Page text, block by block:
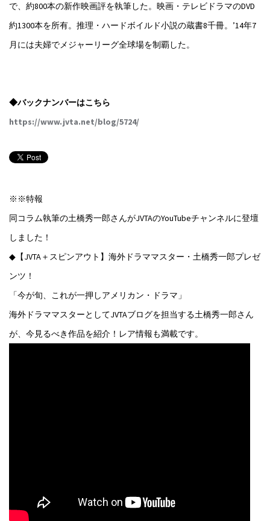
で、約800本の新作映画評を執筆した。映画・テレビドラマのDVD
約1300本を所有。推理・ハードボイルド小説の蔵書8千冊。’14年7
月には夫婦でメジャーリーグ全球場を制覇した。
◆バックナンバーはこちら
https://www.jvta.net/blog/5724/
※※特報
同コラム執筆の土橋秀一郎さんがJVTAのYouTubeチャンネルに登壇
しました！
◆【JVTA＋スピンアウト】海外ドラママスター・土橋秀一郎プレゼ
ンツ！
「今が旬、これが一押しアメリカン・ドラマ」
海外ドラママスターとしてJVTAブログを担当する土橋秀一郎さん
が、今見るべき作品を紹介！レア情報も満載です。